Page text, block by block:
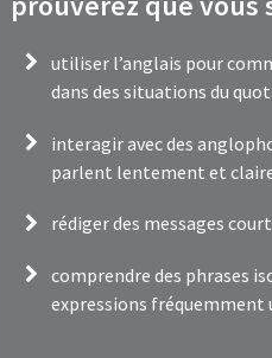
utiliser l’anglais pour
dans des situations du
interagir avec des
parlent lentement et
rédiger des messages
comprendre des phrases
expressions fréquemment